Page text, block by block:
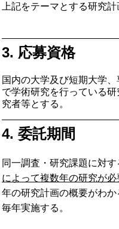
上記をテーマとする研究
3. 応募資格
国内の大学及び短期大学
で学術研究を行っている
究者等とする。
4. 委託期間
同一調査・研究課題に対
によって複数年の研究が
年の研究計画の概要がわ
毎年実施する。